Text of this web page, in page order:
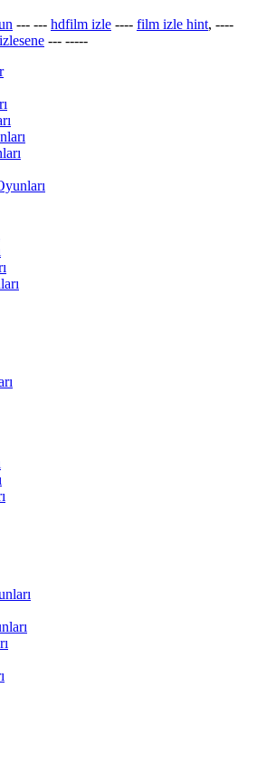
--- --- hdfilm izle ---- film izle hint, ----
--- -----